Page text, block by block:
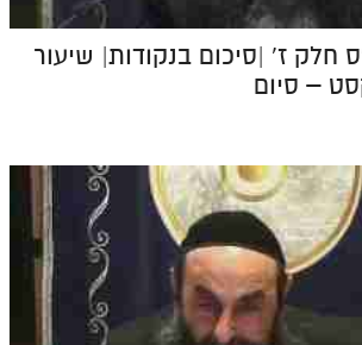
חלק ז' |סיכום בנקודות| שיעור